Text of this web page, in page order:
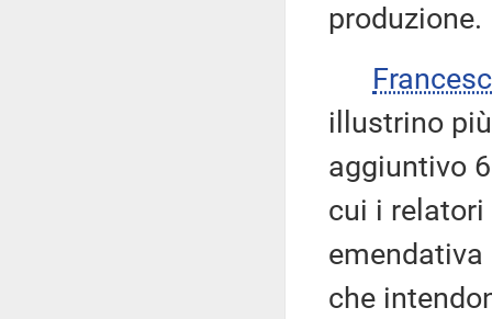
produzione.
illustrino
aggiuntivo
cui i relatori
che